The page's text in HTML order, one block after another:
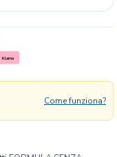
Come funziona?
Klarna